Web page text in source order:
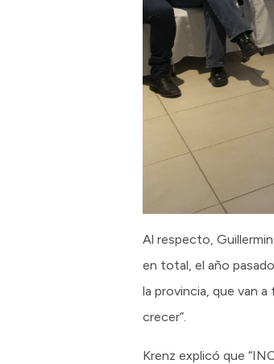
Al respecto,
en total, el año
la provincia, que van
crecer”.
Krenz explicó que